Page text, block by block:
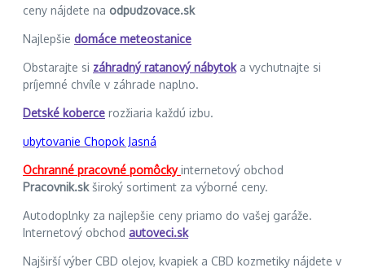
ceny nájdete na odpudzovace.sk
Najlepšie domáce meteostanice
Obstarajte si záhradný ratanový nábytoka vychutnajte si
príjemné chvíle v záhrade naplno.
Detské koberce rozžiaria každú izbu.
ubytovanie Chopok Jasná
Ochranné pracovné pomôckyinternetový obchod
Pracovnik.skširoký sortiment za výborné ceny.
Autodoplnky za najlepšie ceny priamo do vašej garáže.
Internetový obchod autoveci.sk
Najširší výber CBD olejov, kvapiek a CBD kozmetiky nájdete v